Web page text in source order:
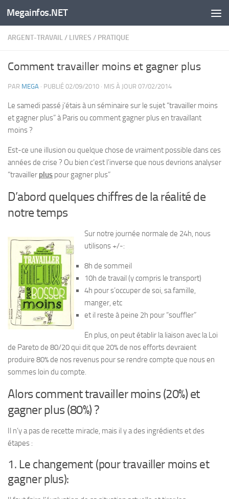
Skip to content
Megainfos.NET
ARGENT-TRAVAIL/ LIVRES / PRATIQUE
Comment travailler moins et gagner plus
PAR MEGA · PUBLIÉ 02/09/2010 · MIS À JOUR 07/02/2014
Le samedi passé j’étais à un séminaire sur le sujet “travailler moins
et gagner plus” à Paris ou comment gagner plus en travaillant
moins ?
Est-ce une illusion ou quelque chose de vraiment possible dans ces
années de crise ? Ou bien c’est l’inverse que nous devrions analyser
“travailler plus pour gagner plus”
D’abord quelques chiffres de la réalité de
notre temps
Sur notre journée normale de 24h, nous
utilisons +/-:
8h de sommeil
10h de travail (y compris le transport)
4h pour s’occuper de soi, sa famille,
manger, etc
et il reste à peine 2h pour “souffler”
En plus, on peut établir la liaison avec la Loi
de Pareto de 80/20 qui dit que 20% de nos efforts devraient
produire 80% de nos revenus pour se rendre compte que nous en
sommes loin du compte.
Alors comment travailler moins (20%) et
gagner plus (80%) ?
Il n’y a pas de recette miracle, mais il y a des ingrédients et des
étapes :
1. Le changement (pour travailler moins et
gagner plus):